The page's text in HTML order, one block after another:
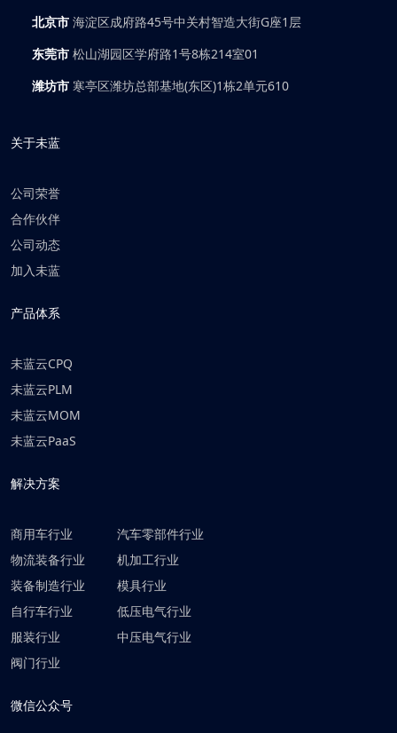
北京市 海淀区成府路45号中关村智造大街G座1层
东莞市 松山湖园区学府路1号8栋214室01
潍坊市 寒亭区潍坊总部基地(东区)1栋2单元610
关于未蓝
公司荣誉
合作伙伴
公司动态
加入未蓝
产品体系
未蓝云CPQ
未蓝云PLM
未蓝云MOM
未蓝云PaaS
解决方案
商用车行业
物流装备行业
装备制造行业
自行车行业
服装行业
阀门行业
汽车零部件行业
机加工行业
模具行业
低压电气行业
中压电气行业
微信公众号